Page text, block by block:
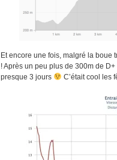
Et encore une fois, malgré la boue
! Après un peu plus de 300m de
presque 3 jours
C’était cool les